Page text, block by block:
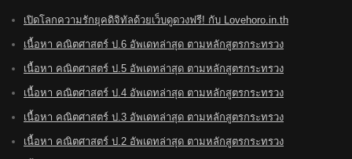
เปิดโลกความรักยุคดิจิทัลด้วยเว็บดูดวงฟรี! กับ Lovehoro.in.th
เนื้อหา คณิตศาสตร์ ป.6 อัพเดทล่าสุด ตามหลักสูตรกระทรวง
เนื้อหา คณิตศาสตร์ ป.5 อัพเดทล่าสุด ตามหลักสูตรกระทรวง
เนื้อหา คณิตศาสตร์ ป.4 อัพเดทล่าสุด ตามหลักสูตรกระทรวง
เนื้อหา คณิตศาสตร์ ป.3 อัพเดทล่าสุด ตามหลักสูตรกระทรวง
เนื้อหา คณิตศาสตร์ ป.2 อัพเดทล่าสุด ตามหลักสูตรกระทรวง